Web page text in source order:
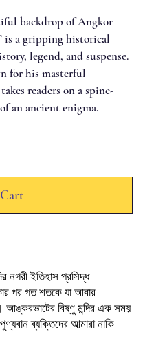
backdrop of Angkor
is a gripping historical
legend, and suspense.
for his masterful
readers on a spine-
an ancient enigma.
নগরী ইতিহাস প্রসিদ্ধ
পর গত শতকে যা আবার
আঙ্করভাটের বিষ্ণু মন্দির এক সময়
ব্যক্তিদের আত্মারা নাকি